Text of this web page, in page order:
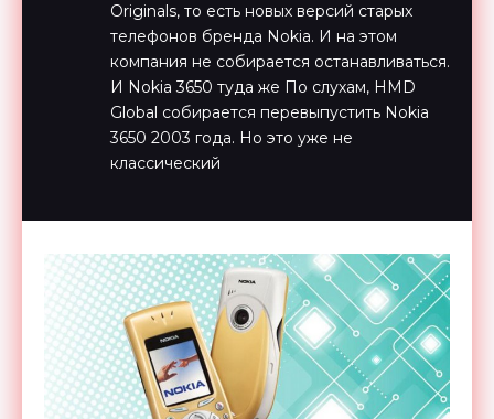
Originals, то есть новых версий старых
телефонов бренда Nokia. И на этом
компания не собирается останавливаться.
И Nokia 3650 туда же По слухам, HMD
Global собирается перевыпустить Nokia
3650 2003 года. Но это уже не
классический